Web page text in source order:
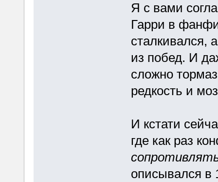
Я с вами
Гарри в
сталкивался,
из побед. И
сложно
редкость и
И кстати
где как раз
описывался в